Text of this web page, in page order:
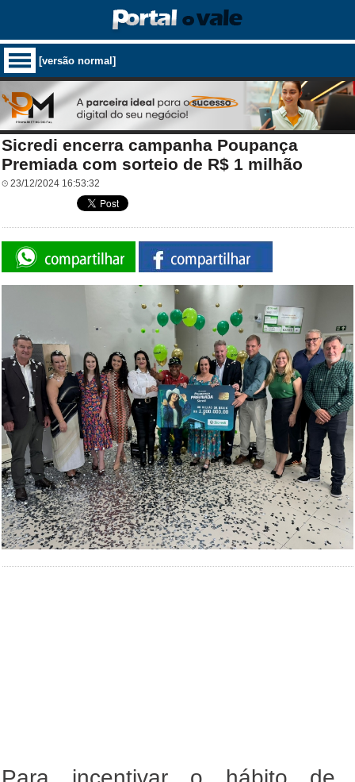
[versão normal]
Sicredi encerra campanha Poupança
Premiada com sorteio de R$ 1 milhão
23/12/2024 16:53:32